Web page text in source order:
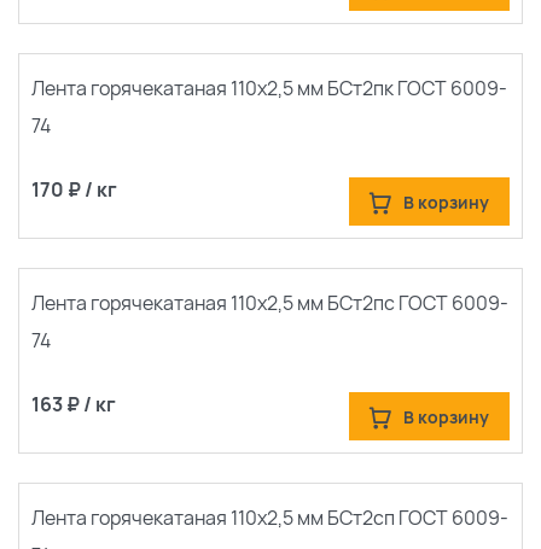
Лента горячекатаная 110х2,5 мм БСт2пк ГОСТ 6009-
74
170 ₽ / кг В корзину
Лента горячекатаная 110х2,5 мм БСт2пс ГОСТ 6009-
74
163 ₽ / кг В корзину
Лента горячекатаная 110х2,5 мм БСт2сп ГОСТ 6009-